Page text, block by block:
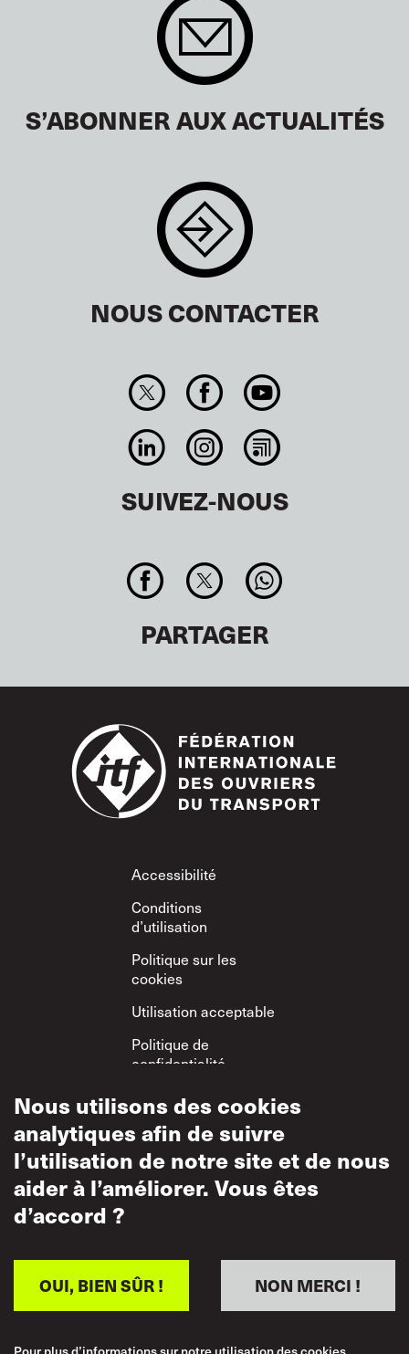
S’ABONNER AUX ACTUALITÉS
NOUS CONTACTER
SUIVEZ-NOUS
PARTAGER
Footer
Accessibilité
Conditions
d’utilisation
Politique sur les
cookies
Utilisation acceptable
Politique de
confidentialité
Politique sur le
respect mutuel
Nous utilisons des cookies
analytiques afin de suivre
l’utilisation de notre site et de nous
aider à l’améliorer. Vous êtes
d’accord ?
NON MERCI !
OUI, BIEN SÛR !